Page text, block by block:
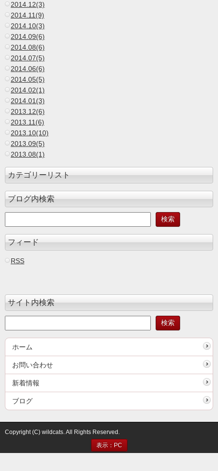
2014.12(3)
2014.11(9)
2014.10(3)
2014.09(6)
2014.08(6)
2014.07(5)
2014.06(6)
2014.05(5)
2014.02(1)
2014.01(3)
2013.12(6)
2013.11(6)
2013.10(10)
2013.09(5)
2013.08(1)
カテゴリーリスト
ブログ内検索
フィード
RSS
サイト内検索
ホーム
お問い合わせ
新着情報
ブログ
Copyright (C) wildcats. All Rights Reserved.
表示：PC